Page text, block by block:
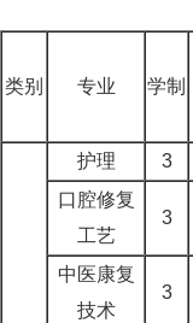
类别 专业 学制
护理 3
口腔修复
工艺
3
中医康复
技术
3